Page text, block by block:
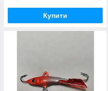
Купити